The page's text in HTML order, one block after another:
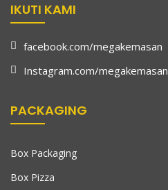
IKUTI KAMI
facebook.com/megakemasan
Instagram.com/megakemasan
PACKAGING
Box Packaging
Box Pizza